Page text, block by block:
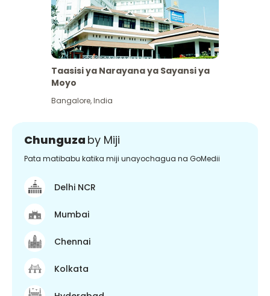
Taasisi ya Narayana ya Sayansi ya
Moyo
Bangalore,India
Chunguza by Miji
Pata matibabu katika miji unayochagua na GoMedii
Delhi NCR
Mumbai
Chennai
Kolkata